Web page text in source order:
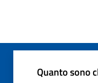
Quanto sono